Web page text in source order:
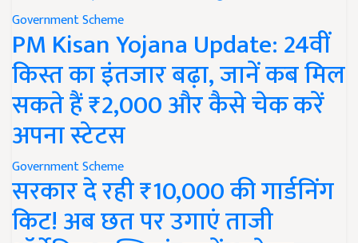
Government Scheme
PM Kisan Yojana Update: 24वीं
किस्त का इंतजार बढ़ा, जानें कब मिल
सकते हैं ₹2,000 और कैसे चेक करें
अपना स्टेटस
Government Scheme
सरकार दे रही ₹10,000 की गार्डनिंग
किट! अब छत पर उगाएं ताजी